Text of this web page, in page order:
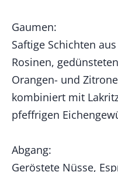
Gaumen:
Saftige Schichten
Rosinen,
Orangen- und
kombiniert mit
pfeffrigen
Abgang:
Geröstete Nüsse,